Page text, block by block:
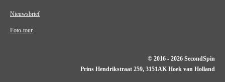
Nieuwsbrief
Foto-tour
© 2016 - 2026 SecondSpin
Prins Hendrikstraat 259, 3151AK Hoek van Holland